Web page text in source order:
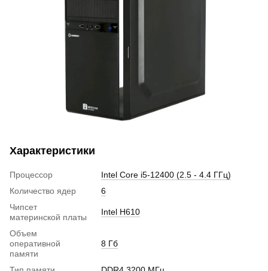
Характеристики
Процессор
Intel Core i5-12400 (2.5 - 4.4 ГГц)
Количество ядер
6
Чипсет
материнской платы
Intel H610
Объем
оперативной
памяти
8 Гб